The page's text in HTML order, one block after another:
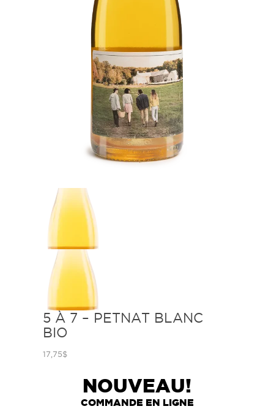
5 À 7 – PETNAT BLANC
BIO
17,75$
NOUVEAU!
COMMANDE EN LIGNE